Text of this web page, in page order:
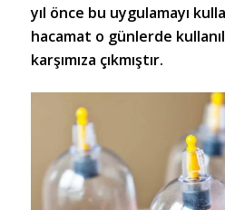
yıl önce bu uygulamayı
hacamat o günlerde
karşımıza çıkmıştır.